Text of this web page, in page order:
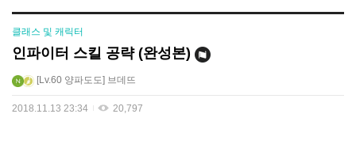
클래스 및 캐릭터
인파이터 스킬 공략 (완성본)
Lv.60 양파도도 브데뜨
2018.11.13 23:34 20,797